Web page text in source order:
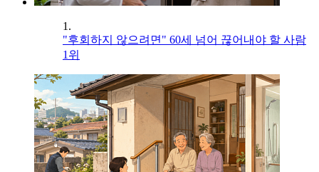
1.
"후회하지 않으려면" 60세 넘어 끊어내야 할 사람
1위